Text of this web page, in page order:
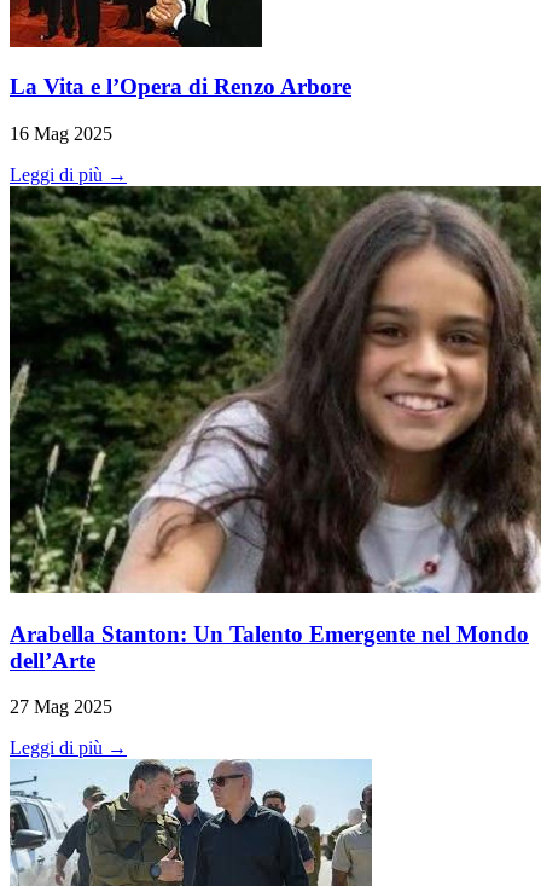
La Vita e l’Opera di Renzo Arbore
16 Mag 2025
Leggi di più →
Arabella Stanton: Un Talento Emergente nel Mondo
dell’Arte
27 Mag 2025
Leggi di più →